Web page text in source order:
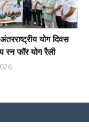
योग दिवस
रन फॉर योग रैली